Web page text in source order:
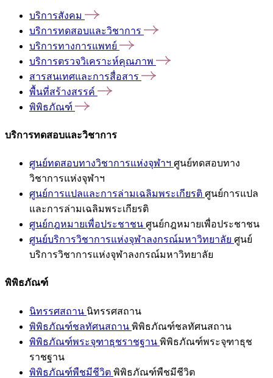
บริการสังคม
บริการทดสอบและวิชาการ
บริการทางการแพทย์
บริการตรวจวิเคราะห์คุณภาพ
สารสนเทศและการสื่อสาร
พื้นที่สร้างสรรค์
พิพิธภัณฑ์
บริการทดสอบและวิชาการ
ศูนย์ทดสอบทางวิชาการแห่งจุฬาฯ ศูนย์ทดสอบทาง
วิชาการแห่งจุฬาฯ
ศูนย์การแปลและการล่ามเฉลิมพระเกียรติ ศูนย์การแปล
และการล่ามเฉลิมพระเกียรติ
ศูนย์กฎหมายเพื่อประชาชน ศูนย์กฎหมายเพื่อประชาชน
ศูนย์บริการวิชาการแห่งจุฬาลงกรณ์มหาวิทยาลัย ศูนย์
บริการวิชาการแห่งจุฬาลงกรณ์มหาวิทยาลัย
พิพิธภัณฑ์
นิทรรศสถาน นิทรรศสถาน
พิพิธภัณฑ์ชลทัศนสถาน พิพิธภัณฑ์ชลทัศนสถาน
พิพิธภัณฑ์พระจุฑาธุชราชฐาน พิพิธภัณฑ์พระจุฑาธุช
ราชฐาน
พิพิธภัณฑ์พืชมีชีวิต พิพิธภัณฑ์พืชมีชีวิต